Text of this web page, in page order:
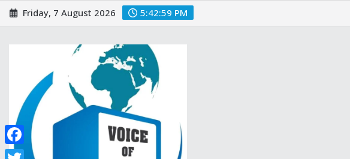
Skip
to
Friday, 7 August 2026 5:43:00 PM
Facebook